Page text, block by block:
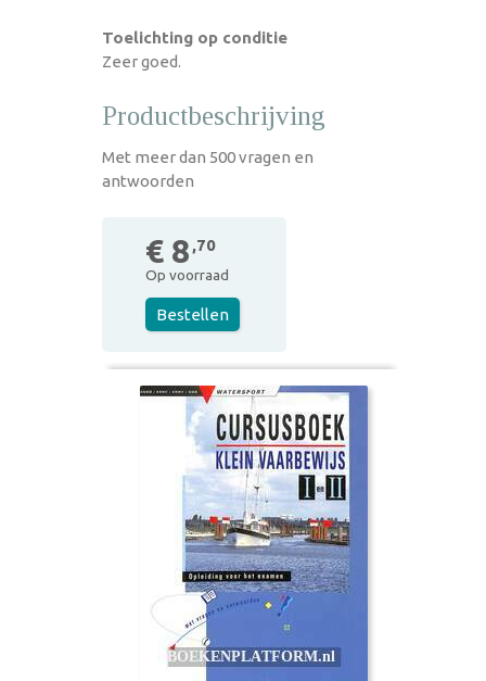
Toelichting op conditie
Zeer goed.
Productbeschrijving
Met meer dan 500 vragen en
antwoorden
€ 8 ,70
Op voorraad
Bestellen